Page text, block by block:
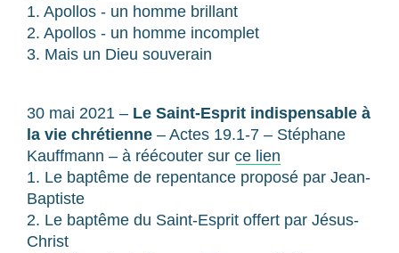
1. Apollos - un homme brillant
2. Apollos - un homme incomplet
3. Mais un Dieu souverain
30 mai 2021 – Le Saint-Esprit indispensable à
la vie chrétienne – Actes 19.1-7 – Stéphane
Kauffmann – à réécouter sur ce lien
1. Le baptême de repentance proposé par Jean-
Baptiste
2. Le baptême du Saint-Esprit offert par Jésus-
Christ